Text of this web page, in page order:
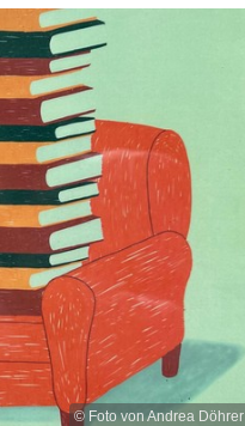
© Foto von Andrea Döhrer